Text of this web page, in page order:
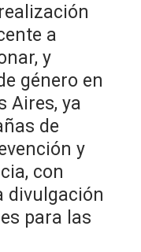
a
y
género en
Aires, ya
de
y
con
divulgación
para las